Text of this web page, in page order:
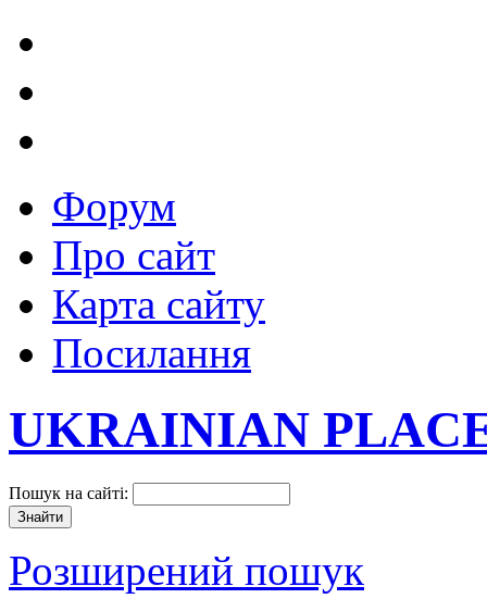
Форум
Про сайт
Карта сайту
Посилання
UKRAINIAN
Пошук на сайті:
Розширений пошук